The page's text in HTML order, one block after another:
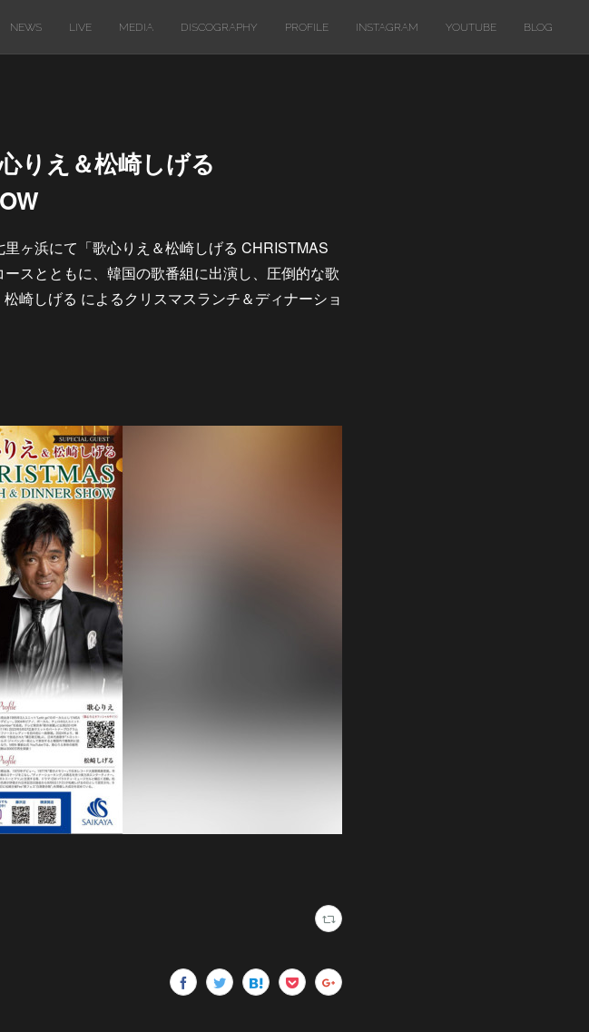
NEWS LIVE MEDIA DISCOGRAPHY PROFILE INSTAGRAM YOUTUBE BLOG
りえ＆松崎しげる
ヶ浜にて「歌心りえ＆松崎しげる CHRISTMAS
スとともに、韓国の歌番組に出演し、圧倒的な歌
崎しげる によるクリスマスランチ＆ディナーショ